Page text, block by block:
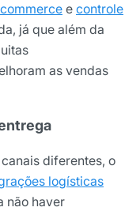
e controle
já que além da
as vendas
diferentes, o
logísticas
não haver